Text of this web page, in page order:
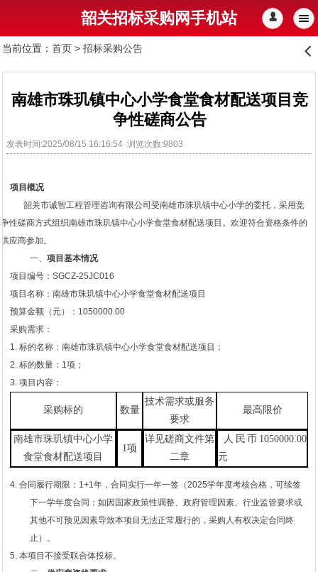
韶关招标采购网手机站 󰄭
当前位置： 首页> 招标采购公告 󰊒
南雄市珠玑镇中心小学食堂食材配送项目竞
争性磋商公告
发表时间:2025/08/15 16:16:54 浏览次数:9803
项目概况
韶关市诚智工程管理咨询有限公司受南雄市珠玑镇中心小学的委托，采用竞
争性磋商方式组织南雄市珠玑镇中心小学食堂食材配送项目。欢迎符合资格条件的
供应商参加。
一、 项目基本情况
项目编号：SGCZ-25JC016
项目名称：南雄市珠玑镇中心小学食堂食材配送项目
预算金额（元）：1050000.00
采购需求：
1. 标的名称：南雄市珠玑镇中心小学食堂食材配送项目；
2. 标的数量：1项；
3. 项目内容：
采购标的 数量
技术需求或服务
要求
最高 限价
南雄市珠玑镇中心小学
食堂食材配送项目
1项
详见磋商文件第
二章
人民币 1050000.00
元
4. 合同履行期限：1+1年，合同实行一年一签（2025学年度考核合格，可续签
下一学年度合同；如因国家政策性调整、政府管理因素、行业监管要求或
其他不可预见因素导致本项目无法正常履行的，采购人有权决定合同终
止）。
5. 本项目 不接受联合体投标。